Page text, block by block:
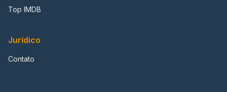
Top IMDB
Jurídico
Contato